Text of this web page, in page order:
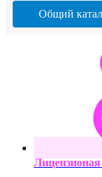
Общий